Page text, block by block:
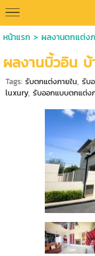
หน้าแรก > ผลงานตกแต่ง
ผลงานบิ้วอิน
Tags: รับตกแต่งภายใน, รับ
luxury, รับออกแบบตกแต่ง